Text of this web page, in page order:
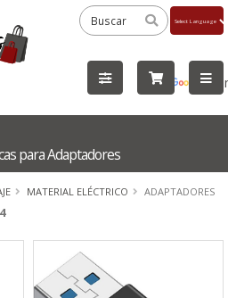
by
para Adaptadores
MATERIAL ELÉCTRICO ADAPTADORES
4